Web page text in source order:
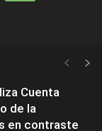
Cuenta
de la
en contraste